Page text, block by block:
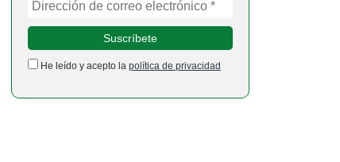
He leído y acepto la política de privacidad